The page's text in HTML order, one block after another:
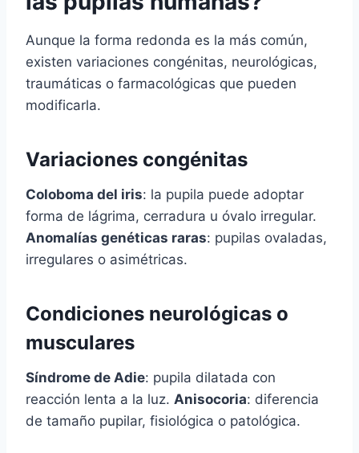
Aunque la forma redonda es la más común,
existen variaciones congénitas, neurológicas,
traumáticas o farmacológicas que pueden
modificarla.
Variaciones congénitas
Coloboma del iris: la pupila puede adoptar
forma de lágrima, cerradura u óvalo irregular.
Anomalías genéticas raras: pupilas ovaladas,
irregulares o asimétricas.
Condiciones neurológicas o
musculares
Síndrome de Adie: pupila dilatada con
reacción lenta a la luz. Anisocoria: diferencia
de tamaño pupilar, fisiológica o patológica.